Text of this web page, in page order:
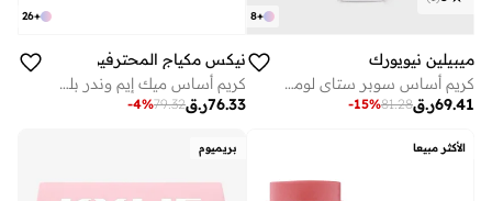
+
8
ميبيلين نيويورك
كريم أساس سوبر ستاي لومي مات - 140
ر.ق69.41
81.28
-15%
+
26
نيكس مكياج المحترفين
كريم أساس ميك إيم وندر بلمسة نهائية مطفية ناتشورال
ر.ق76.33
79.32
-4%
الأكثر مبيعا بريميوم